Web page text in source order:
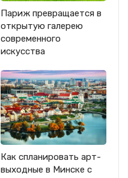
Париж превращается в
открытую галерею
современного
искусства
Как спланировать арт-
выходные в Минске с